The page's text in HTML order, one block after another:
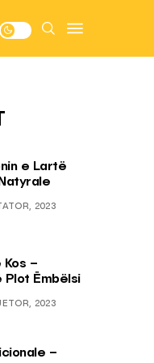
e Lartë
2023
Kos –
Plot Ëmbëlsi
2023
–